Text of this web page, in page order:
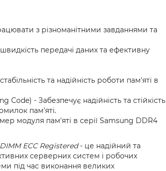
з різноманітними завданнями та
передачі даних та ефективну
та надійність роботи пам'яті в
Code) - Забезпечує надійність та стійкість
пам'яті.
модуля пам'яті в серії Samsung DDR4
ECC Registered- це надійний та
серверних систем і робочих
під час виконання великих